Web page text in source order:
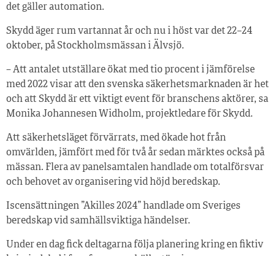
det gäller automation.
Skydd äger rum vartannat år och nu i höst var det 22–24
oktober, på Stockholmsmässan i Älvsjö.
– Att antalet utställare ökat med tio procent i jämförelse
med 2022 visar att den svenska säkerhetsmarknaden är het
och att Skydd är ett viktigt event för branschens aktörer, sa
Monika Johannesen Widholm, projektledare för Skydd.
Att säkerhetsläget förvärrats, med ökade hot från
omvärlden, jämfört med för två år sedan märktes också på
mässan. Flera av panelsamtalen handlade om totalförsvar
och behovet av organisering vid höjd beredskap.
Iscensättningen ”Akilles 2024” handlade om Sveriges
beredskap vid samhällsviktiga händelser.
Under en dag fick deltagarna följa planering kring en fiktiv